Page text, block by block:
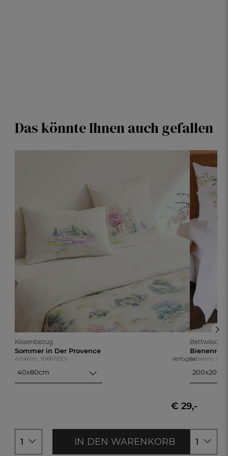
Das könnte Ihnen auch gefallen
Kissenbezug
Sommer in Der Provence
Artikelnr.: 996678301 Verfügbar
40x80cm
€ 29,-
1 IN DEN WARENKORB
Artikelnr.:
1